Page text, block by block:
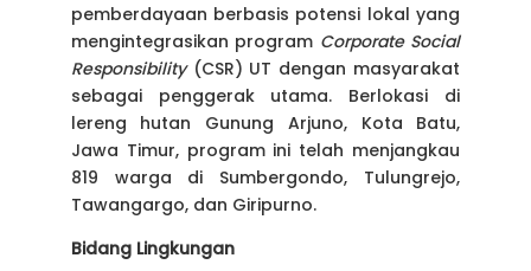
pemberdayaan berbasis potensi lokal yang
mengintegrasikan program Corporate Social
Responsibility(CSR) UT dengan masyarakat
sebagai penggerak utama. Berlokasi di
lereng hutan Gunung Arjuno, Kota Batu,
Jawa Timur, program ini telah menjangkau
819 warga di Sumbergondo, Tulungrejo,
Tawangargo, dan Giripurno.
Bidang Lingkungan